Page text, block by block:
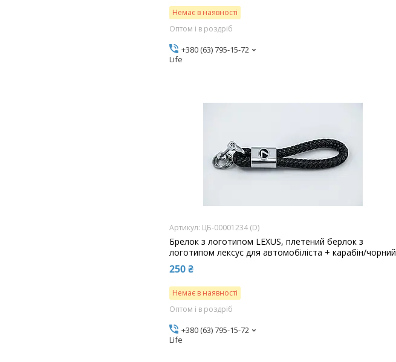
Немає в наявності
Оптом і в роздріб
+380 (63) 795-15-72
Life
ЦБ-00001234 (D)
Брелок з логотипом LEXUS, плетений берлок з
логотипом лексус для автомобіліста + карабін/чорний
250 ₴
Немає в наявності
Оптом і в роздріб
+380 (63) 795-15-72
Life